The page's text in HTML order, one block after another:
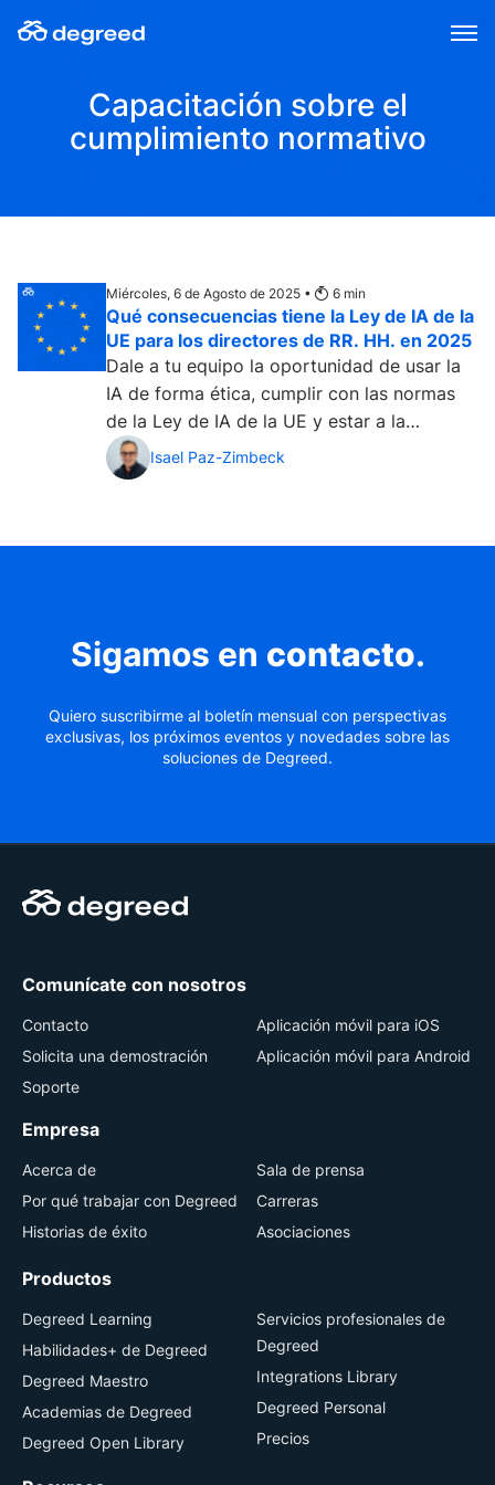
Capacitación sobre el
cumplimiento normativo
Miércoles, 6 de Agosto de 2025 • 6 min
Qué consecuencias tiene la Ley de IA de la
UE para los directores de RR. HH. en 2025
Dale a tu equipo la oportunidad de usar la
IA de forma ética, cumplir con las normas
de la Ley de IA de la UE y estar a la
vanguardia en esta nueva era....
Isael Paz-Zimbeck
Sigamos en contacto.
Quiero suscribirme al boletín mensual con perspectivas
exclusivas, los próximos eventos y novedades sobre las
soluciones de Degreed.
Comunícate con nosotros
Contacto
Solicita una demostración
Soporte
Aplicación móvil para iOS
Aplicación móvil para Android
Empresa
Acerca de
Por qué trabajar con Degreed
Historias de éxito
Sala de prensa
Carreras
Asociaciones
Productos
Degreed Learning
Habilidades+ de Degreed
Degreed Maestro
Academias de Degreed
Degreed Open Library
Servicios profesionales de
Degreed
Integrations Library
Degreed Personal
Precios